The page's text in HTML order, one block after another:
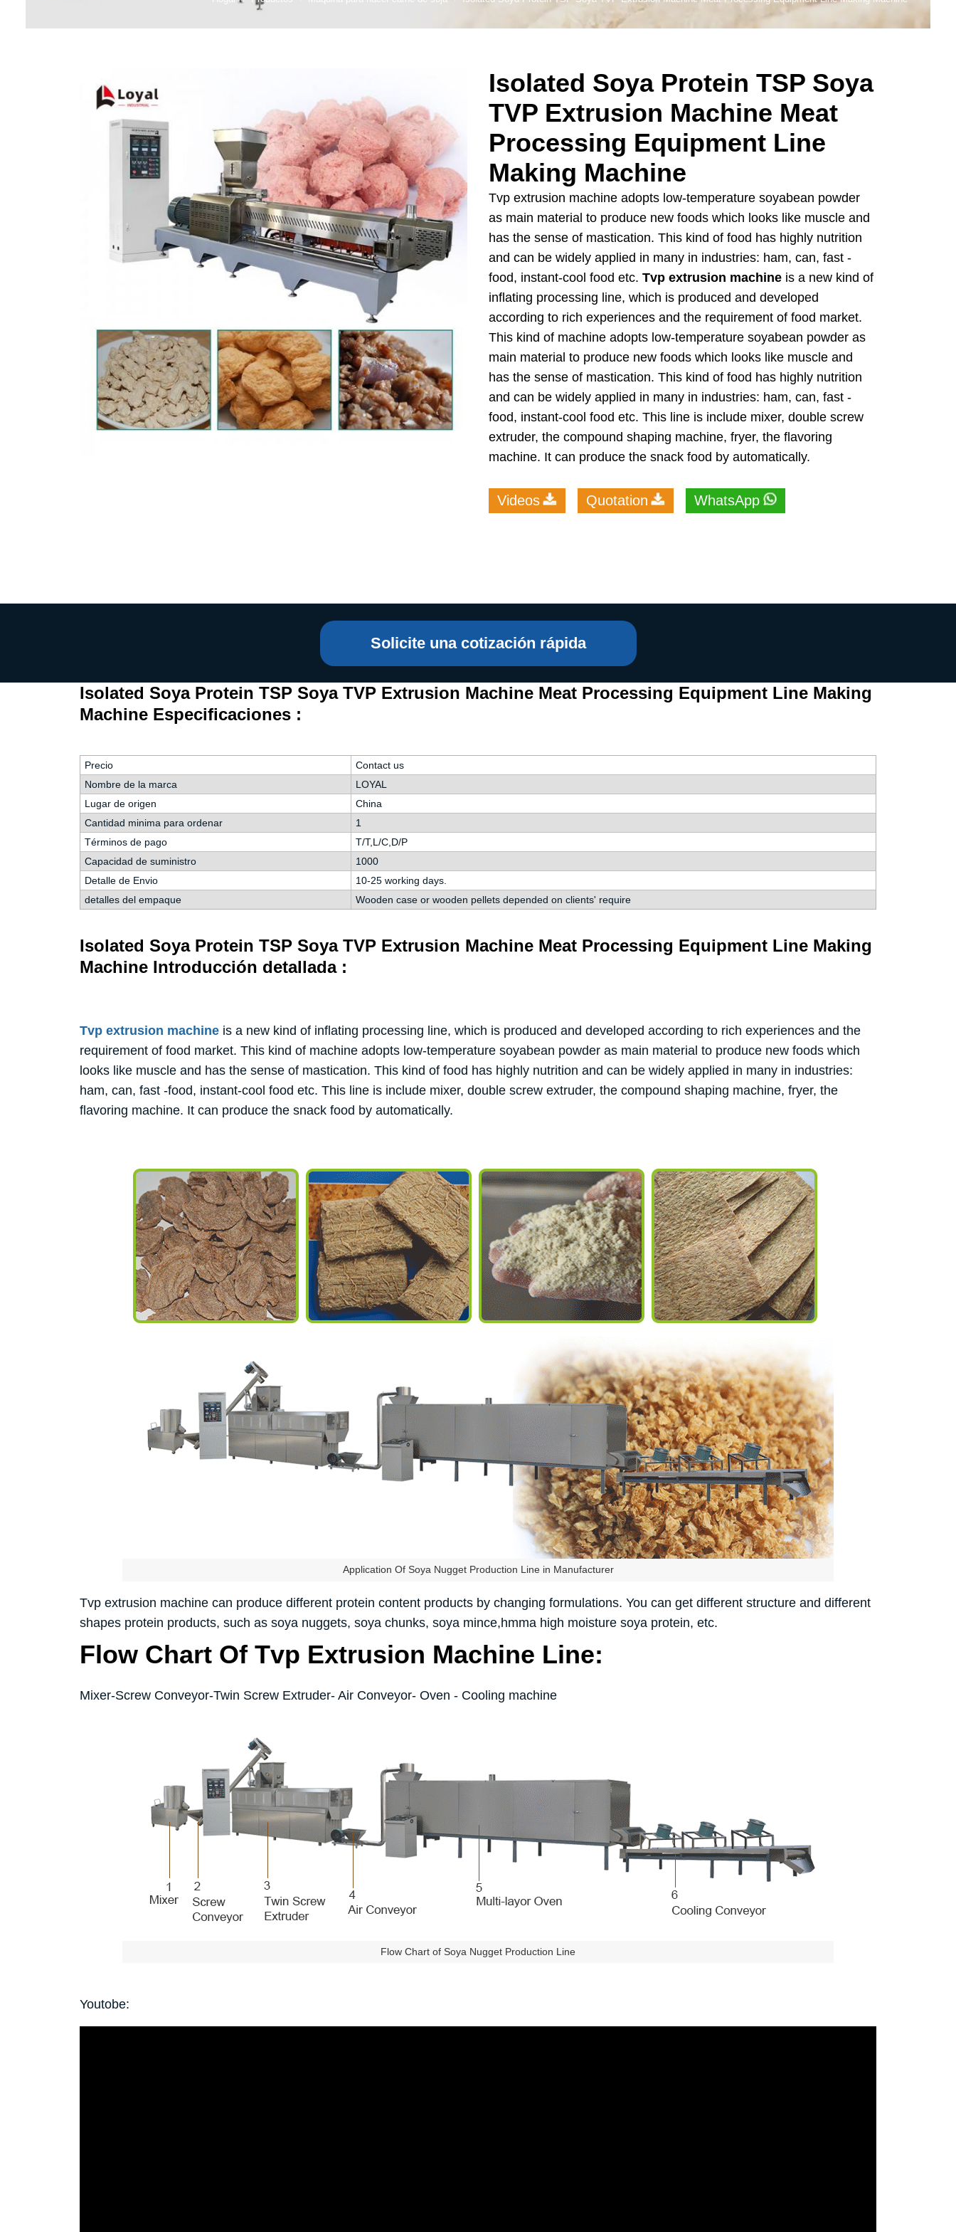
migas de pan
Línea de producción de
Línea de producción de
arroz
Línea de producción de
bocadillos
Línea de producción de
barras de cereales
Línea de producción de
galletas
Textured Protein Production
modified starch production
line
Microwave Sterilization
Equipment
Industrial Defrosting
Equipment
Línea de producción de
fideos instantáneos
Isolated Soya Protein TSP Soya
TVP Extrusion Machine Meat
Processing Equipment Line
Making Machine
Tvp extrusion machine adopts low-temperature soyabean powder
as main material to produce new foods which looks like muscle and
has the sense of mastication. This kind of food has highly nutrition
and can be widely applied in many in industries: ham, can, fast -
food, instant-cool food etc. Tvp extrusion machine is a new kind of
inflating processing line, which is produced and developed
according to rich experiences and the requirement of food market.
This kind of machine adopts low-temperature soyabean powder as
main material to produce new foods which looks like muscle and
has the sense of mastication. This kind of food has highly nutrition
and can be widely applied in many in industries: ham, can, fast -
food, instant-cool food etc. This line is include mixer, double screw
extruder, the compound shaping machine, fryer, the flavoring
machine. It can produce the snack food by automatically.
Videos Quotation WhatsApp
Solicite una cotización rápida
Isolated Soya Protein TSP Soya TVP Extrusion Machine Meat Processing Equipment Line Making
Machine Especificaciones :
Precio
Contact us
Nombre de la marca
LOYAL
Lugar de origen
China
Cantidad minima para ordenar
1
Términos de pago
T/T,L/C,D/P
Capacidad de suministro
1000
Detalle de Envio
10-25 working days.
detalles del empaque
Wooden case or wooden pellets depended on clients' require
Isolated Soya Protein TSP Soya TVP Extrusion Machine Meat Processing Equipment Line Making
Machine Introducción detallada :
Tvp extrusion machine is a new kind of inflating processing line, which is produced and developed according to rich experiences and the
requirement of food market. This kind of machine adopts low-temperature soyabean powder as main material to produce new foods which
looks like muscle and has the sense of mastication. This kind of food has highly nutrition and can be widely applied in many in industries:
ham, can, fast -food, instant-cool food etc. This line is include mixer, double screw extruder, the compound shaping machine, fryer, the
flavoring machine. It can produce the snack food by automatically.
Application Of Soya Nugget Production Line in Manufacturer
Tvp extrusion machine can produce different protein content products by changing formulations. You can get different structure and different
shapes protein products, such as soya nuggets, soya chunks, soya mince,hmma high moisture soya protein, etc.
Flow Chart Of Tvp Extrusion Machine Line:
Mixer-Screw Conveyor-Twin Screw Extruder- Air Conveyor- Oven - Cooling machine
Flow Chart of Soya Nugget Production Line
Youtobe: